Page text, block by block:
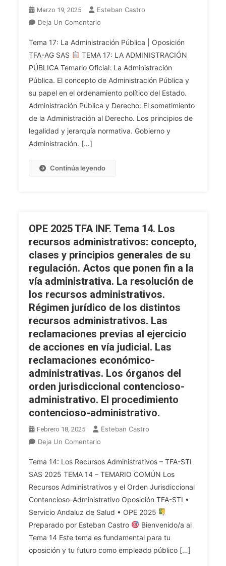
Alteración
La
Descentralización,
La
Desconcentración,
La
Delegación,
La
Gestión
Acto
Administrativo:
Concepto,
Clases,
Elementos
Y
Formas.
El
Silencio
Administrativo
Y
Su
Regulación
En
La
Administración
De
Comunidad
Andalucía.
La
Eficacia
Del
Acto
Administrativo:
La
Notificación
Marzo 19, 2025
Esteban Castro
Deja Un Comentario
ADM
GRAL.
Tema
17.
La
Administración
Pública.
Pública
El
Ordenamiento
Político
Del
Estado.
Administración
Pública
Y
Derecho:
El
Sometimiento
De
La
Administración
Al
Derecho.
Los
Principios
Y
Jerarquía
Normativa.
Gobierno
Y
Administración.
La
Tema 17: La Administración Pública | Oposición
TFA-AG SAS
TEMA 17: LA ADMINISTRACIÓN
PÚBLICA Temario Oficial: La Administración
Pública. El concepto de Administración Pública y
su papel en el ordenamiento político del Estado.
Administración Pública y Derecho: El sometimiento
de la Administración al Derecho. Los principios de
legalidad y jerarquía normativa. Gobierno y
Administración. […]
Continúa leyendo
OPE 2025 TFA INF. Tema 14. Los
recursos administrativos: concepto,
clases y principios generales de su
regulación. Actos que ponen fin a la
vía administrativa. La resolución de
los recursos administrativos.
Régimen jurídico de los distintos
recursos administrativos. Las
reclamaciones previas al ejercicio
de acciones en vía judicial. Las
reclamaciones económico-
administrativas. Los órganos del
orden jurisdiccional contencioso-
administrativo. El procedimiento
contencioso-administrativo.
Febrero 18, 2025
Esteban Castro
Deja Un Comentario
2025
TFA
INF.
Tema
14.
Los
Recursos
Administrativos:
Concepto,
Tema 14: Los Recursos Administrativos – TFA-STI
SAS 2025 TEMA 14 – TEMARIO COMÚN Los
Recursos Administrativos y el Orden Jurisdiccional
Contencioso-Administrativo Oposición TFA-STI •
Servicio Andaluz de Salud • OPE 2025
Preparado por Esteban Castro
Bienvenido/a al
Tema 14 Este tema es fundamental para tu
oposición y tu futuro como empleado público […]